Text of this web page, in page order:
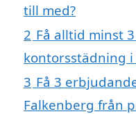
till med?
2 Få alltid minst
kontorsstädning i
3 Få 3
Falkenberg från